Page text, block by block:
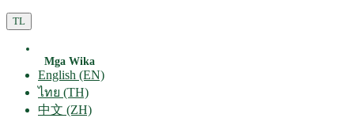
TL
Mga Wika
English (EN)
ไทย (TH)
中文 (ZH)